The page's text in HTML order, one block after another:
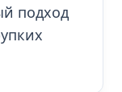
подход